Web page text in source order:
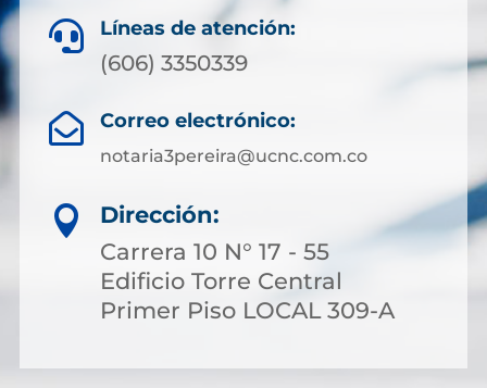
 Líneas de atención:
(606) 3350339
 Correo electrónico:
notaria3pereira@ucnc.com.co

Dirección:
Carrera 10 N° 17 - 55
Edificio Torre Central
Primer Piso LOCAL 309-A